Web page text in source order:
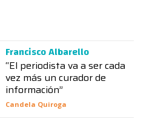
Francisco Albarello
“El periodista va a ser cada
vez más un curador de
información”
Candela Quiroga